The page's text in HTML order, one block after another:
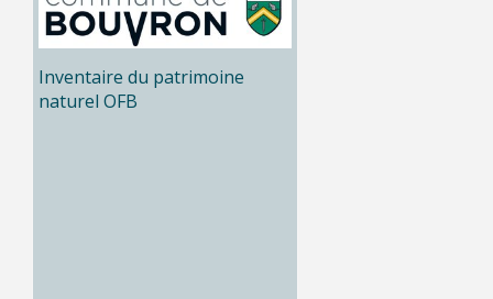
Inventaire du patrimoine
naturel OFB